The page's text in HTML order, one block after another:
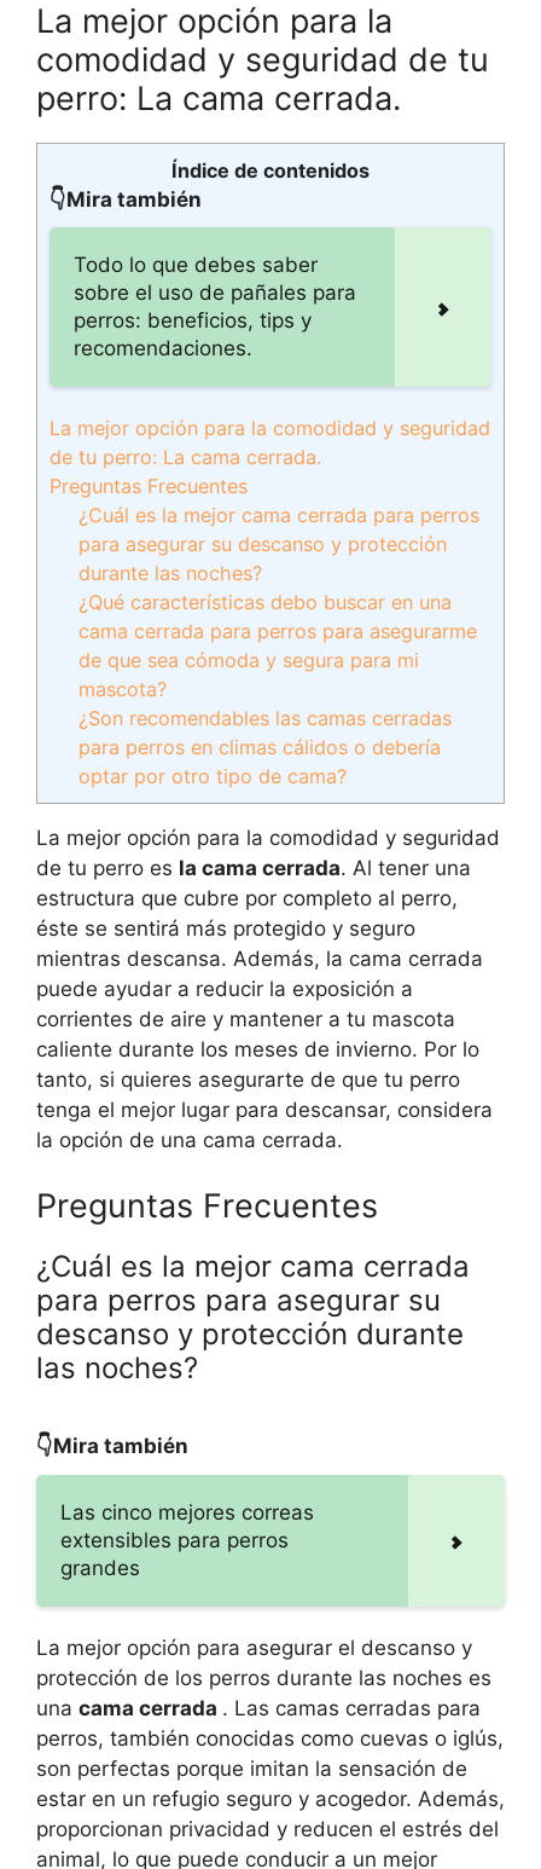
La mejor opción para la
comodidad y seguridad de tu
perro: La cama cerrada.
Índice de contenidos
👇Mira también
Todo lo que debes saber
sobre el uso de pañales para
perros: beneficios, tips y
recomendaciones.
La mejor opción para la comodidad y seguridad
de tu perro: La cama cerrada.
Preguntas Frecuentes
¿Cuál es la mejor cama cerrada para perros
para asegurar su descanso y protección
durante las noches?
¿Qué características debo buscar en una
cama cerrada para perros para asegurarme
de que sea cómoda y segura para mi
mascota?
¿Son recomendables las camas cerradas
para perros en climas cálidos o debería
optar por otro tipo de cama?
La mejor opción para la comodidad y seguridad
de tu perro es la cama cerrada. Al tener una
estructura que cubre por completo al perro,
éste se sentirá más protegido y seguro
mientras descansa. Además, la cama cerrada
puede ayudar a reducir la exposición a
corrientes de aire y mantener a tu mascota
caliente durante los meses de invierno. Por lo
tanto, si quieres asegurarte de que tu perro
tenga el mejor lugar para descansar, considera
la opción de una cama cerrada.
Preguntas Frecuentes
¿Cuál es la mejor cama cerrada
para perros para asegurar su
descanso y protección durante
las noches?
👇Mira también
Las cinco mejores correas
extensibles para perros
grandes
La mejor opción para asegurar el descanso y
protección de los perros durante las noches es
una cama cerrada . Las camas cerradas para
perros, también conocidas como cuevas o iglús,
son perfectas porque imitan la sensación de
estar en un refugio seguro y acogedor. Además,
proporcionan privacidad y reducen el estrés del
animal, lo que puede conducir a un mejor